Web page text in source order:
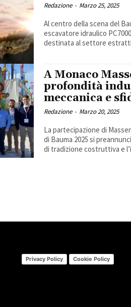
Redazione - Marzo 25, 2025
Al centro della scena del
escavatore idraulico
destinata al settore
A Monaco
profondità
meccanica e
Redazione - Marzo 20, 2025
La partecipazione di
di Bauma 2025 si
di tradizione costruttiva e
Privacy Policy Cookie Policy